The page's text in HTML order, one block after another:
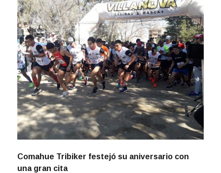
Comahue Tribiker festejó su aniversario con
una gran cita